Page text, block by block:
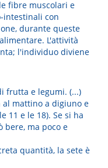
fibre muscolari e
intestinali con
durante queste
L'attività
l'individuo diviene
frutta e legumi. (...)
al mattino a digiuno e
11 e le 18). Se si ha
bere, ma poco e
quantità, la sete è